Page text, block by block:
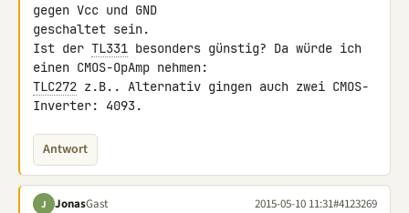
gegen Vcc und GND
geschaltet sein.
Ist der TL331 besonders günstig? Da würde ich
TLC272 z.B.. Alternativ gingen auch zwei CMOS-
Inverter: 4093.
Antwort
J JonasGast 2015-05-10 11:31#4123269